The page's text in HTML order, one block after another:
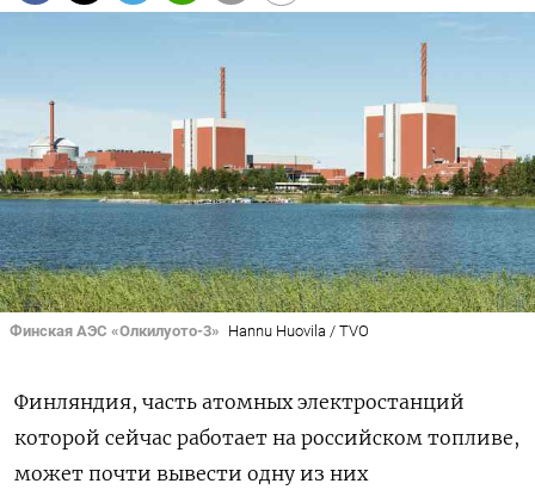
Финская АЭС «Олкилуото-3» Hannu Huovila / TVO
Финляндия, часть атомных электростанций
которой сейчас работает на российском топливе,
может почти вывести одну из них